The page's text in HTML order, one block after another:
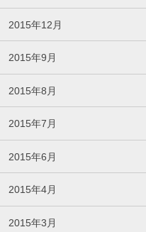
2015年12月
2015年9月
2015年8月
2015年7月
2015年6月
2015年4月
2015年3月